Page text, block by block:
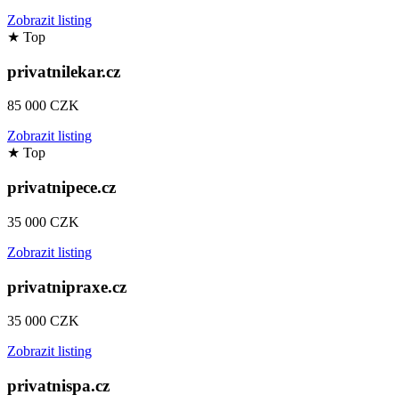
Zobrazit listing
★ Top
privatnilekar.cz
85 000 CZK
Zobrazit listing
★ Top
privatnipece.cz
35 000 CZK
Zobrazit listing
privatnipraxe.cz
35 000 CZK
Zobrazit listing
privatnispa.cz